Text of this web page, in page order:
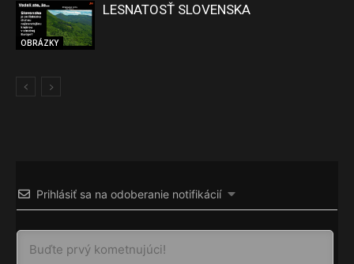
OBRÁZKY
LESNATOSŤ SLOVENSKA
Prihlásiť sa na odoberanie notifikácií